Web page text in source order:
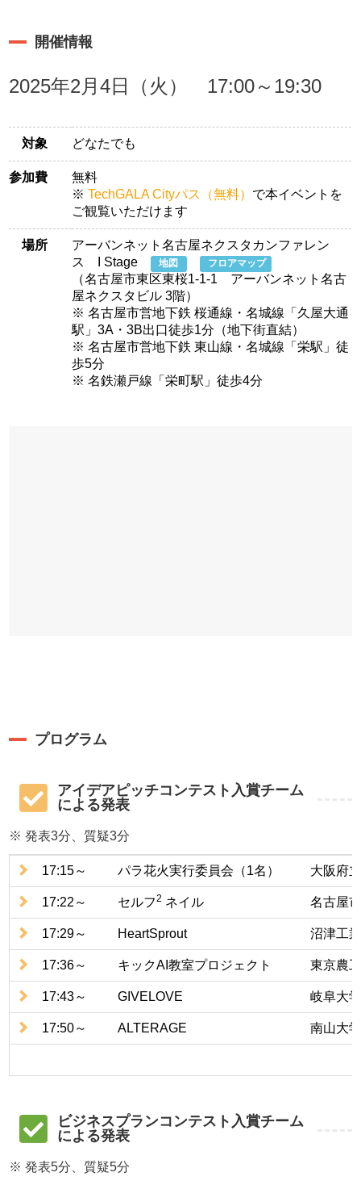
開催情報
2025年2月4日（火） 17:00～19:30
対象 どなたでも
参加費
無料
※TechGALA Cityパス（無料） で本イベントを
ご観覧いただけます
場所
アーバンネット名古屋ネクスタカンファレン
ス I Stage
地図 フロアマップ
（名古屋市東区東桜1-1-1 アーバンネット名古
屋ネクスタビル 3階）
※ 名古屋市営地下鉄 桜通線・名城線「久屋大通
駅」3A・3B出口徒歩1分（地下街直結）
※ 名古屋市営地下鉄 東山線・名城線「栄駅」徒
歩5分
※ 名鉄瀬戸線「栄町駅」徒歩4分
プログラム
アイデアピッチコンテスト入賞チーム
による発表
※ 発表3分、質疑3分
17:15～ パラ花火実行委員会（1名） 大阪府
17:22～ セルフ2 ネイル 名古屋
17:29～ HeartSprout 沼津工
17:36～ キックAI教室プロジェクト 東京農
17:43～ GIVELOVE 岐阜大
17:50～ ALTERAGE 南山大
ビジネスプランコンテスト入賞チーム
による発表
※ 発表5分、質疑5分